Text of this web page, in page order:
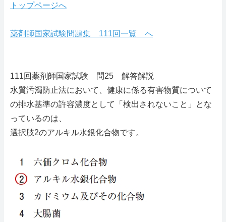
トップページへ
薬剤師国家試験問題集 111回一覧 へ
111回薬剤師国家試験 問25 解答解説
水質汚濁防止法において、健康に係る有害物質について
の排水基準の許容濃度として「検出されないこと」とな
っているのは、
選択肢2のアルキル水銀化合物です。